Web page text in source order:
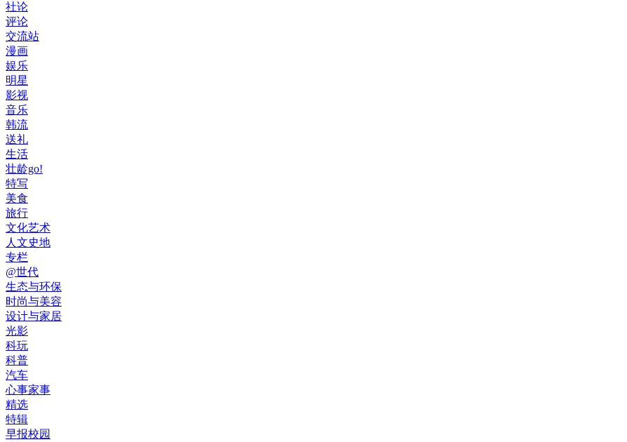
社论
评论
交流站
漫画
娱乐
明星
影视
音乐
韩流
送礼
生活
壮龄go!
特写
美食
旅行
文化艺术
人文史地
专栏
@世代
生态与环保
时尚与美容
设计与家居
光影
科玩
科普
汽车
心事家事
精选
特辑
早报校园